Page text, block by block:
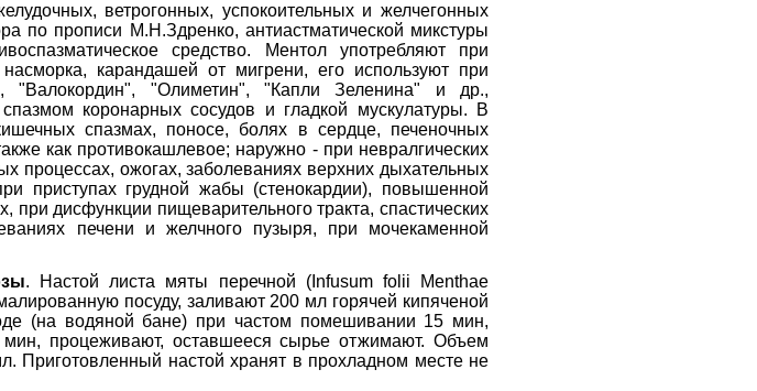
ветрогонных, успокоительных и желчегонных
по прописи М.Н.Здренко, антиастматической микстуры
средство. Ментол употребляют при
карандашей от мигрени, его используют при
"Валокордин", "Олиметин", "Капли Зеленина" и др.,
коронарных сосудов и гладкой мускулатуры. В
спазмах, поносе, болях в сердце, печеночных
как противокашлевое; наружно - при невралгических
процессах, ожогах, заболеваниях верхних дыхательных
приступах грудной жабы (стенокардии), повышенной
при дисфункции пищеварительного тракта, спастических
печени и желчного пузыря, при мочекаменной
. Настой листа мяты перечной (Infusum folii Menthae
посуду, заливают 200 мл горячей кипяченой
(на водяной бане) при частом помешивании 15 мин,
процеживают, оставшееся сырье отжимают. Объем
Приготовленный настой хранят в прохладном месте не